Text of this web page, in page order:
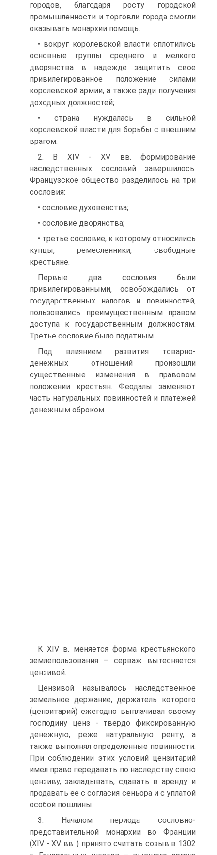
городов, благодаря росту городской
промышленности и торговли города смогли
оказывать монархии помощь;
• вокруг королевской власти сплотились
основные группы среднего и мелкого
дворянства в надежде защитить свое
привилегированное положение силами
королевской армии, а также ради получения
доходных должностей;
• страна нуждалась в сильной
королевской власти для борьбы с внешним
врагом.
2. В XIV - XV вв. формирование
наследственных сословий завершилось.
Французское общество разделилось на три
сословия:
• сословие духовенства;
• сословие дворянства;
• третье сословие, к которому относились
купцы, ремесленники, свободные
крестьяне.
Первые два сословия были
привилегированными, освобождались от
государственных налогов и повинностей,
пользовались преимущественным правом
доступа к государственным должностям.
Третье сословие было податным.
Под влиянием развития товарно-
денежных отношений произошли
существенные изменения в правовом
положении крестьян. Феодалы заменяют
часть натуральных повинностей и платежей
денежным оброком.
К XIV в. меняется форма крестьянского
землепользования – серваж вытесняется
цензивой.
Цензивой называлось наследственное
земельное держание, держатель которого
(цензитарий) ежегодно выплачивал своему
господину ценз - твердо фиксированную
денежную, реже натуральную ренту, а
также выполнял определенные повинности.
При соблюдении этих условий цензитарий
имел право передавать по наследству свою
цензиву, закладывать, сдавать в аренду и
продавать ее с согласия сеньора и с уплатой
особой пошлины.
3. Началом периода сословно-
представительной монархии во Франции
(XIV - XV вв. ) принято считать созыв в 1302